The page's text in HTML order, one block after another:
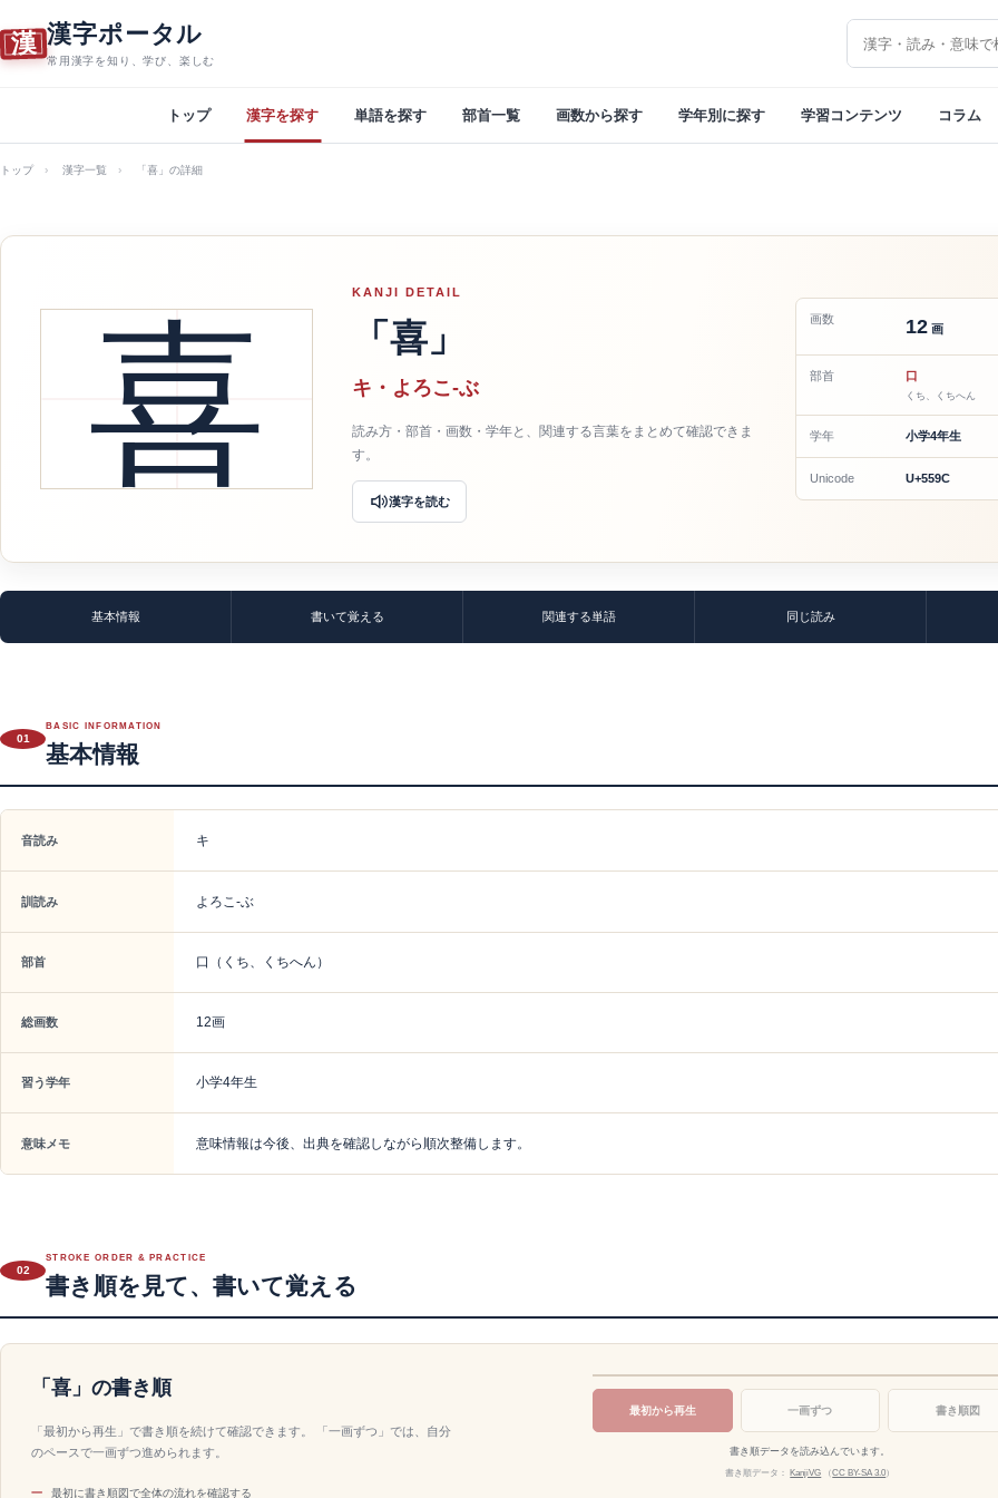
漢 漢字ポータル
常用漢字を知り、学び、楽しむ
漢字を検索
トップ 漢字を探す 単語を探す 部首一覧 画数から探す 学年別に探す 学習コンテンツ コラム
トップ 漢字一覧 「喜」の詳細
喜
KANJI DETAIL
「喜」
キ・よろこ-ぶ
読み方・部首・画数・学年と、関連する言葉をまとめて確認できま
す。
漢字を読む
画数 12 画
部首 口
くち、くちへん
学年 小学4年生
Unicode U+559C
基本情報 書いて覚える 関連する単語 同じ読み
01
BASIC INFORMATION
基本情報
音読み キ
訓読み よろこ-ぶ
部首 口（くち、くちへん）
総画数 12画
習う学年 小学4年生
意味メモ 意味情報は今後、出典を確認しながら順次整備します。
02
STROKE ORDER & PRACTICE
書き順を見て、書いて覚える
「喜」の書き順
「最初から再生」で書き順を続けて確認できます。 「一画ずつ」では、自分
のペースで一画ずつ進められます。
最初に書き順図で全体の流れを確認する
最初から再生 一画ずつ 書き順図
書き順データを読み込んでいます。
書き順データ： KanjiVG （CC BY-SA 3.0）